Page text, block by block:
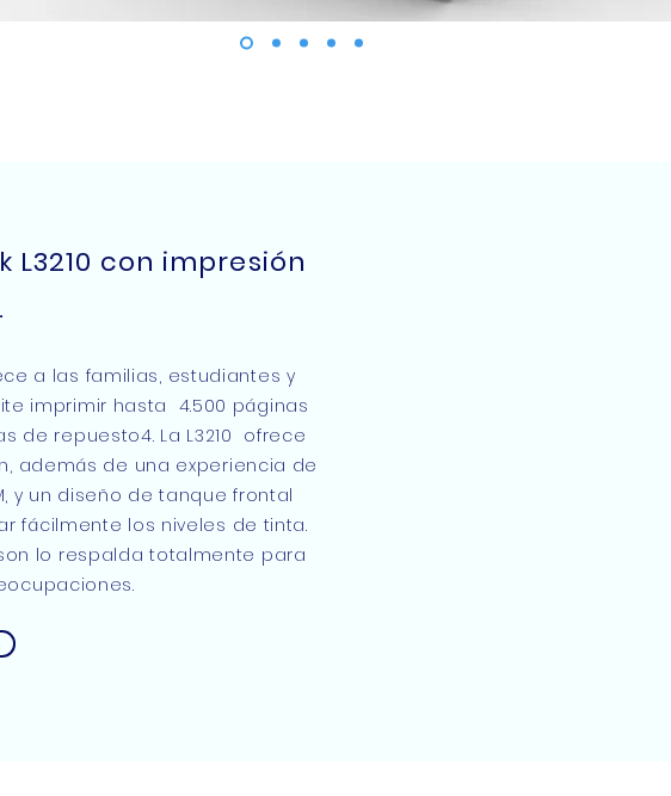
con impresión
a las familias, estudiantes y
imprimir hasta 4.500 páginas
de repuesto4. La L3210 ofrece
además de una experiencia de
y un diseño de tanque frontal
fácilmente los niveles de tinta.
lo respalda totalmente para